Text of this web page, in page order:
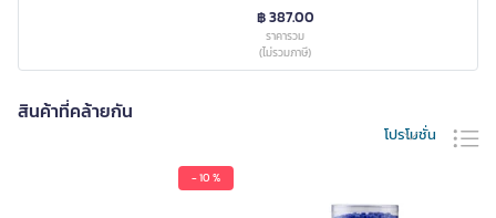
฿ 387.00
ราคารวม
(ไม่รวมภาษี)
สินค้าที่คล้ายกัน
โปรโมชั่น
- 10 %